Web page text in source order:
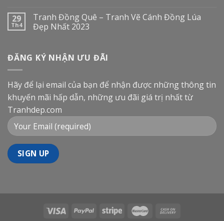
29
Th4
Tranh Đồng Quê – Tranh Vẽ Cánh Đồng Lúa
Đẹp Nhất 2023
ĐĂNG KÝ NHẬN ƯU ĐÃI
Hãy để lại email của bạn để nhận được những thông tin
khuyến mãi hấp dẫn, những ưu đãi giá trị nhất từ
Tranhdep.com